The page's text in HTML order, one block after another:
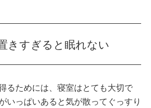
きすぎると眠れない
るためには、寝室はとても大切で
いっぱいあると気が散ってぐっすり